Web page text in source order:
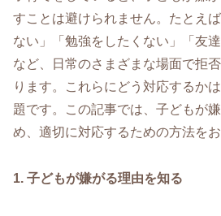
すことは避けられません。たとえ
ない」「勉強をしたくない」「友
など、日常のさまざまな場面で拒
ります。これらにどう対応するか
題です。この記事では、子どもが
め、適切に対応するための方法をお
1. 子どもが嫌がる理由を知る